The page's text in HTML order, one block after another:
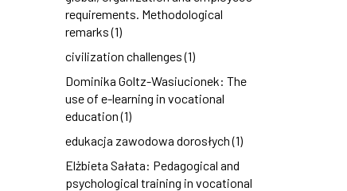
requirements. Methodological
remarks (1)
civilization challenges (1)
Dominika Goltz-Wasiucionek: The
use of e-learning in vocational
education (1)
edukacja zawodowa dorosłych (1)
Elżbieta Sałata: Pedagogical and
psychological training in vocational